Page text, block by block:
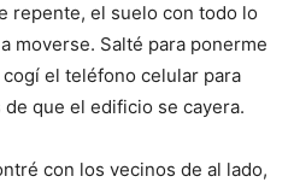
repente, el suelo con todo lo
moverse. Salté para ponerme
el teléfono celular para
que el edificio se cayera.
con los vecinos de al lado,